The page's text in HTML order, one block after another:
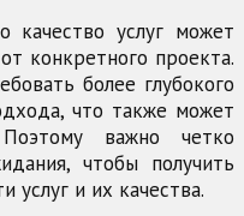
качество услуг может
конкретного проекта.
более глубокого
что также может
важно четко
чтобы получить
услуг и их качества.